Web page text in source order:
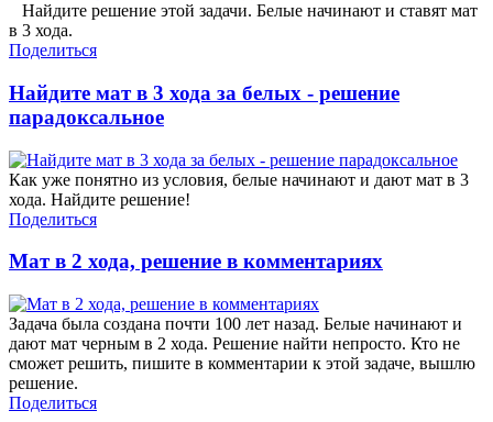
Найдите решение этой задачи. Белые начинают и ставят мат
в 3 хода.
Поделиться
Найдите мат в 3 хода за белых - решение
парадоксальное
Как уже понятно из условия, белые начинают и дают мат в 3
хода. Найдите решение!
Поделиться
Мат в 2 хода, решение в комментариях
Задача была создана почти 100 лет назад. Белые начинают и
дают мат черным в 2 хода. Решение найти непросто. Кто не
сможет решить, пишите в комментарии к этой задаче, вышлю
решение.
Поделиться